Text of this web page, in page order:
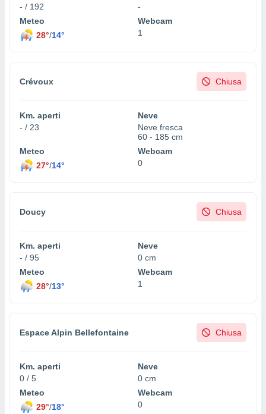
- / 192
-
Meteo
28°/14°
Webcam
1
Crévoux Chiusa
Km. aperti
- / 23
Neve
Neve fresca
60 - 185 cm
Meteo
27°/14°
Webcam
0
Doucy Chiusa
Km. aperti
- / 95
Neve
0 cm
Meteo
28°/13°
Webcam
1
Espace Alpin Bellefontaine Chiusa
Km. aperti
0 / 5
Neve
0 cm
Meteo
29°/18°
Webcam
0